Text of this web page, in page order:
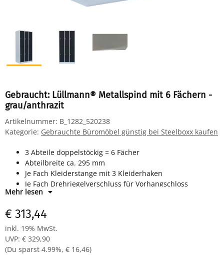
Gebraucht: Lüllmann® Metallspind mit 6 Fächern -
grau/anthrazit
Artikelnummer: B_1282_520238
Kategorie: Gebrauchte Büromöbel günstig bei Steelboxx kaufen
3 Abteile doppelstöckig = 6 Fächer
Abteilbreite ca. 295 mm
Je Fach Kleiderstange mit 3 Kleiderhaken
Je Fach Drehriegelverschluss für Vorhangschloss
Maße: H 1800 x B 885 x T 500 mm
anthrazit - pulverbeschichtet
Komplett montiert und verschweißt - sofort einsatzbereit
Mehr lesen
€ 313,44
inkl. 19% MwSt.
UVP: € 329,90
(Du sparst 4.99%, € 16,46)